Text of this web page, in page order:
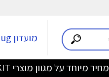
מועדון My Bug
מחיר מיוחד על מגוון מוצרי PETKIT לחברי מועדון >>